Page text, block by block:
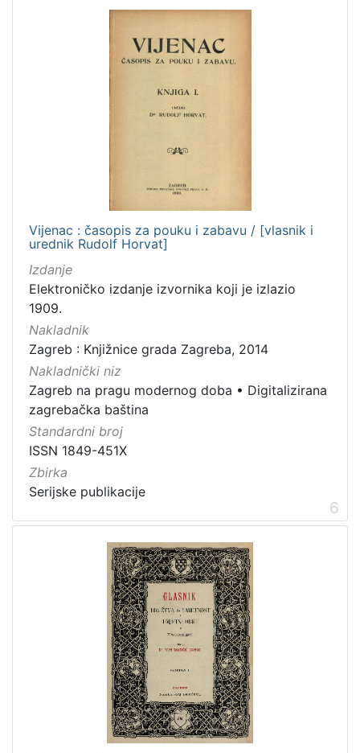
Vijenac : časopis za pouku i zabavu / [vlasnik i
urednik Rudolf Horvat]
Izdanje
Elektroničko izdanje izvornika koji je izlazio
1909.
Nakladnik
Zagreb : Knjižnice grada Zagreba, 2014
Nakladnički niz
Zagreb na pragu modernog doba • Digitalizirana
zagrebačka baština
Standardni broj
ISSN 1849-451X
Zbirka
Serijske publikacije
6